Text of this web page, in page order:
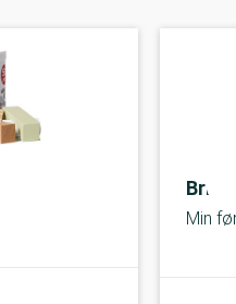
Brio
Min